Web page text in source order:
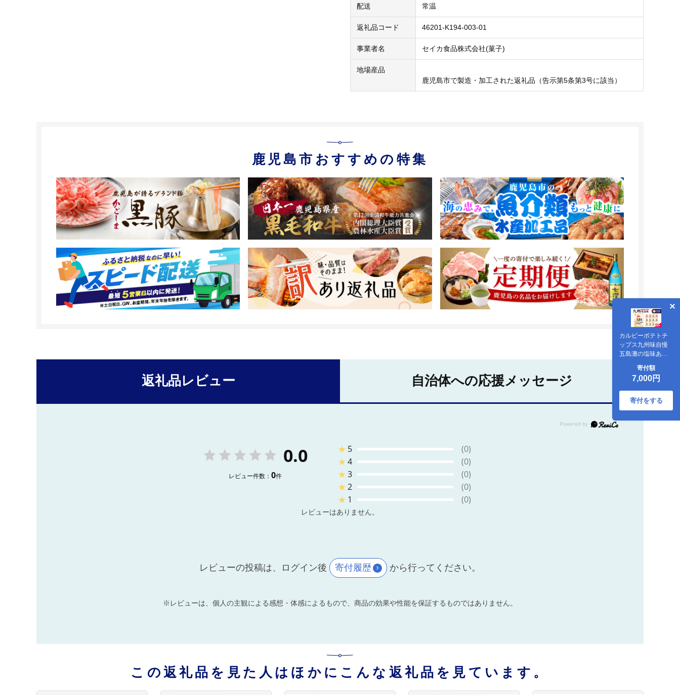
カルビーポテトチ
ップス九州味自慢
五島灘の塩味あご
だし風味 12袋
K194-003_01
寄付額
7,000円
寄付をする
配送 常温
返礼品コード 46201-K194-003-01
事業者名 セイカ食品株式会社(菓子)
地場産品
鹿児島市で製造・加工された返礼品（告示第5条第3号に該当）
鹿児島市おすすめの特集
返礼品レビュー 自治体への応援メッセージ
0.0
レビュー件数： 0件
★ 5
(0)
★4
(0)
★3
(0)
★2
(0)
★ 1 (0)
レビューはありません。
レビューの投稿は、ログイン後 寄付履歴 から行ってください。
※レビューは、個人の主観による感想・体感によるもので、商品の効果や性能を保証するものではありません。
この返礼品を見た人はほかにこんな返礼品を見ています。